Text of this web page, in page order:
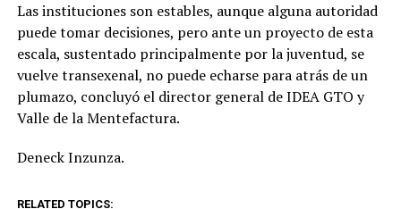
Las instituciones son estables, aunque alguna autoridad
puede tomar decisiones, pero ante un proyecto de esta
escala, sustentado principalmente por la juventud, se
vuelve transexenal, no puede echarse para atrás de un
plumazo, concluyó el director general de IDEA GTO y
Valle de la Mentefactura.
Deneck Inzunza.
RELATED TOPICS: